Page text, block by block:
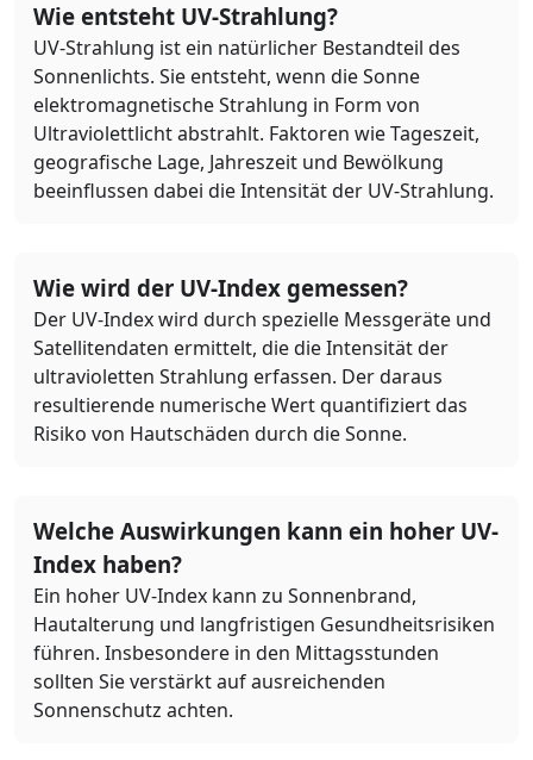
Wie entsteht UV-Strahlung?
UV-Strahlung ist ein natürlicher Bestandteil des
Sonnenlichts. Sie entsteht, wenn die Sonne
elektromagnetische Strahlung in Form von
Ultraviolettlicht abstrahlt. Faktoren wie Tageszeit,
geografische Lage, Jahreszeit und Bewölkung
beeinflussen dabei die Intensität der UV-Strahlung.
Wie wird der UV-Index gemessen?
Der UV-Index wird durch spezielle Messgeräte und
Satellitendaten ermittelt, die die Intensität der
ultravioletten Strahlung erfassen. Der daraus
resultierende numerische Wert quantifiziert das
Risiko von Hautschäden durch die Sonne.
Welche Auswirkungen kann ein hoher UV-
Index haben?
Ein hoher UV-Index kann zu Sonnenbrand,
Hautalterung und langfristigen Gesundheitsrisiken
führen. Insbesondere in den Mittagsstunden
sollten Sie verstärkt auf ausreichenden
Sonnenschutz achten.